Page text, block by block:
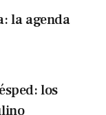
la agenda
los